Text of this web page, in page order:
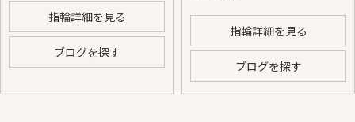
指輪詳細を見る
ブログを探す
指輪詳細を見る
ブログを探す